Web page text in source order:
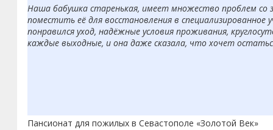
Наша бабушка старенькая, имеет множество проблем со
поместить её для восстановления в
понравился уход, надёжные условия проживания,
каждые выходные, и она даже сказала, что хочет
Пансионат для пожилых в Севастополе «Золотой Век»